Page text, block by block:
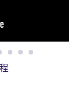
哺乳室
10 11 12